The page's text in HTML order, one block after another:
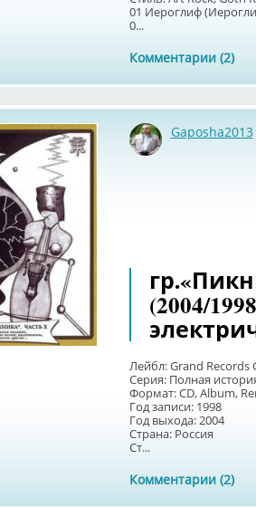
01 Иероглиф
0...
Комментарии (2)
Gaposha2013
(2004/
Лейбл: Grand Records
Серия: Полная
Формат: CD, Album,
Год записи: 1998
Год выхода: 2004
Страна: Россия
Ст...
Комментарии (2)